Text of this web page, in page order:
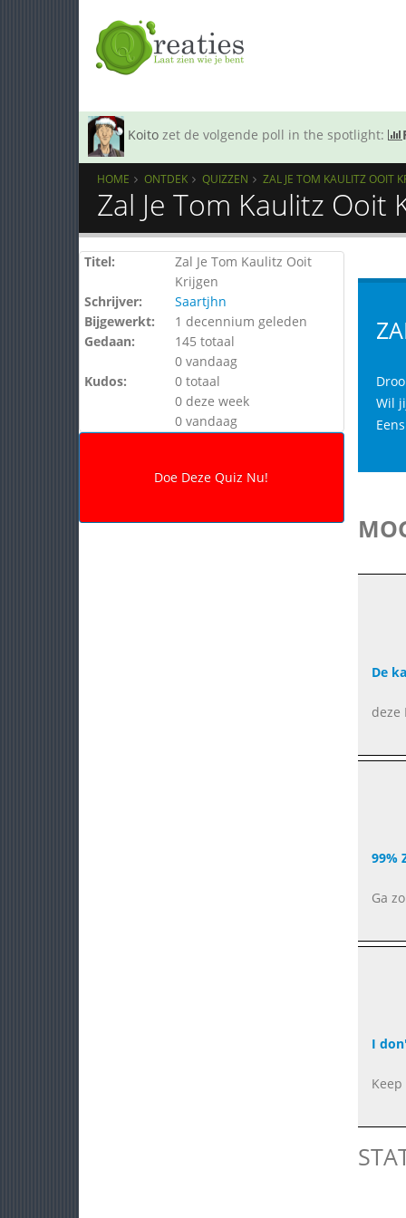
Koito zet de volgende poll in the spotlight:
HOME ONTDEK QUIZZEN ZAL JE TOM KAULITZ OOIT
Zal Je Tom Kaulitz
Titel:
Zal Je Tom Kaulitz Ooit
Krijgen
Schrijver:
Saartjhn
Bijgewerkt:
1 decennium geleden
Gedaan:
145 totaal
0 vandaag
Kudos:
0 totaal
0 deze week
0 vandaag
Wil
De
deze
99%
Ga
I